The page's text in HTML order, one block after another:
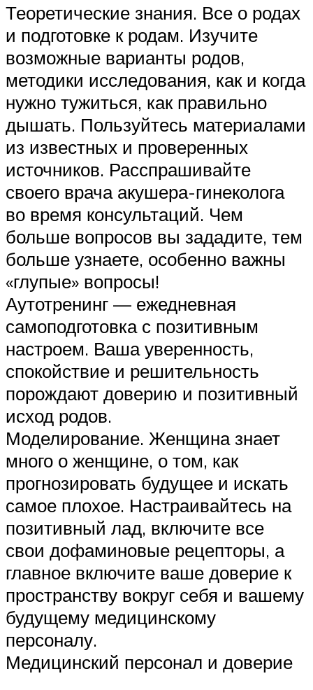
Теоретические знания. Все о родах
и подготовке к родам. Изучите
возможные варианты родов,
методики исследования, как и когда
нужно тужиться, как правильно
дышать. Пользуйтесь материалами
из известных и проверенных
источников. Расспрашивайте
своего врача акушера-гинеколога
во время консультаций. Чем
больше вопросов вы зададите, тем
больше узнаете, особенно важны
«глупые» вопросы!
Аутотренинг — ежедневная
самоподготовка с позитивным
настроем. Ваша уверенность,
спокойствие и решительность
порождают доверию и позитивный
исход родов.
Моделирование. Женщина знает
много о женщине, о том, как
прогнозировать будущее и искать
самое плохое. Настраивайтесь на
позитивный лад, включите все
свои дофаминовые рецепторы, а
главное включите ваше доверие к
пространству вокруг себя и вашему
будущему медицинскому
персоналу.
Медицинский персонал и доверие